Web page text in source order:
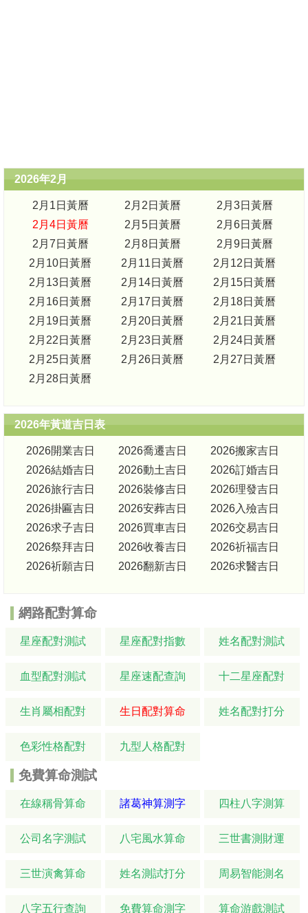
2026年2月
2月1日黃曆 2月2日黃曆
2月3日黃曆
2月4日黃曆
2月5日黃曆
2月6日黃曆
2月7日黃曆
2月8日黃曆
2月9日黃曆
2月10日黃曆
2月11日黃曆
2月12日黃曆
2月13日黃曆
2月14日黃曆
2月15日黃曆
2月16日黃曆
2月17日黃曆
2月18日黃曆
2月19日黃曆
2月20日黃曆
2月21日黃曆
2月22日黃曆
2月23日黃曆
2月24日黃曆
2月25日黃曆
2月26日黃曆
2月27日黃曆
2月28日黃曆
2026年黃道吉日表
2026開業吉日 2026喬遷吉日
2026搬家吉日
2026結婚吉日
2026動土吉日
2026訂婚吉日
2026旅行吉日
2026裝修吉日
2026理發吉日
2026掛匾吉日
2026安葬吉日
2026入殮吉日
2026求子吉日
2026買車吉日
2026交易吉日
2026祭拜吉日
2026收養吉日
2026祈福吉日
2026祈願吉日
2026翻新吉日 2026求醫吉日
網路配對算命
星座配對測試 星座配對指數 姓名配對測試
血型配對測試 星座速配查詢 十二星座配對
生肖屬相配對 生日配對算命 姓名配對打分
色彩性格配對 九型人格配對
免費算命測試
在線稱骨算命 諸葛神算測字 四柱八字測算
公司名字測試 八宅風水算命 三世書測財運
三世演禽算命 姓名測試打分 周易智能測名
八字五行查詢 免費算命測字 算命游戲測試